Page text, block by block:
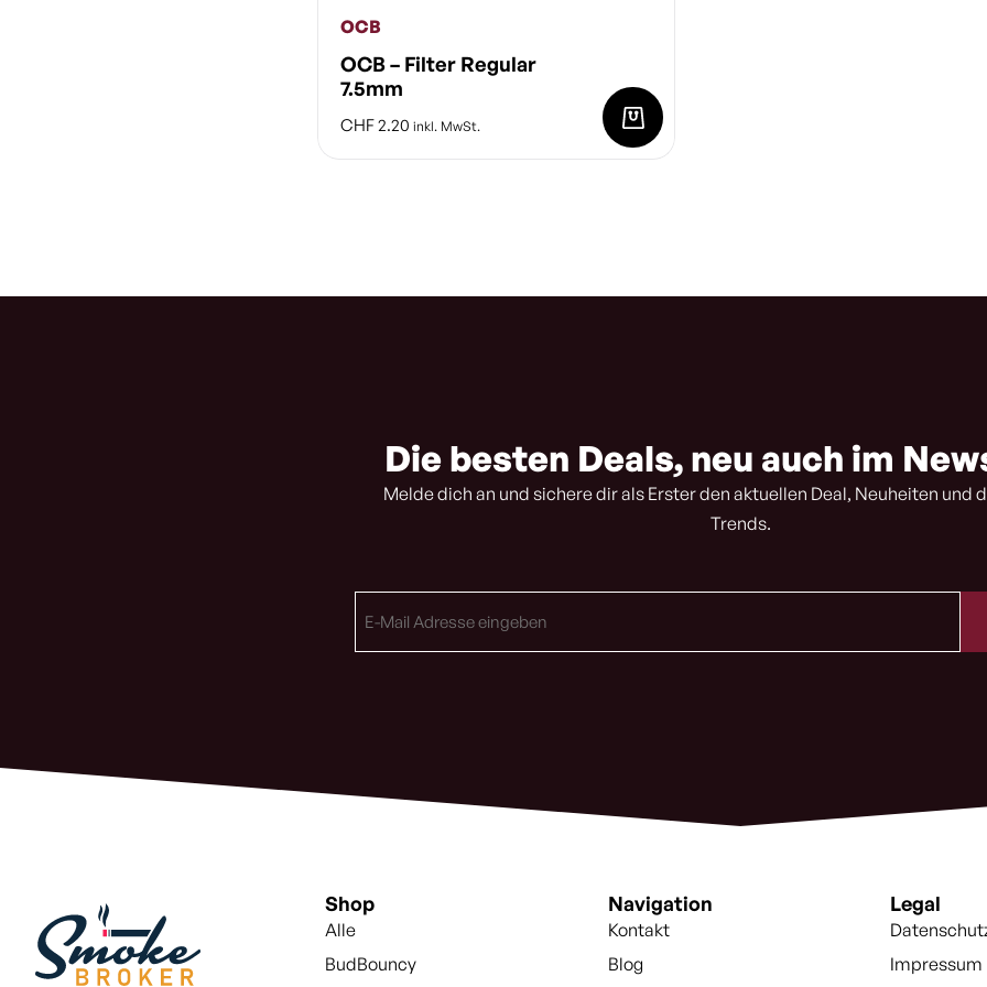
OCB
OCB – Filter Regular
7.5mm
CHF2.20 inkl. MwSt.
Die besten Deals, neu auch im
Melde dich an und sichere dir als Erster den aktuellen Deal, Neuheiten und
Trends.
Mail
Shop
Alle
BudBouncy
Navigation
Kontakt
Blog
Legal
Impressum